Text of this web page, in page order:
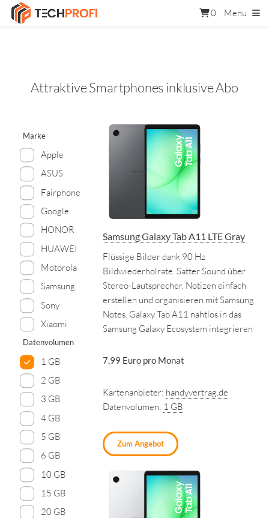
0 Menu
Attraktive Smartphones inklusive Abo
Marke
Apple
ASUS
Fairphone
Google
HONOR
HUAWEI
Motorola
Samsung
Sony
Xiaomi
Datenvolumen
1 GB
2 GB
3 GB
4 GB
5 GB
6 GB
10 GB
15 GB
20 GB
Samsung Galaxy Tab A11 LTE Gray
Flüssige Bilder dank 90 Hz
Bildwiederholrate. Satter Sound über
Stereo-Lautsprecher. Notizen einfach
erstellen und organisieren mit Samsung
Notes. Galaxy Tab A11 nahtlos in das
Samsung Galaxy Ecosystem integrieren
7,99 Euro pro Monat
Kartenanbieter: handyvertrag.de
Datenvolumen: 1 GB
Zum Angebot